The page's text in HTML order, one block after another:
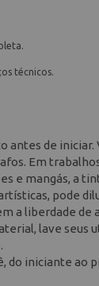
técnicos.
de
Em
e mangás, a
pode
a liberdade
lave seus
iniciante ao